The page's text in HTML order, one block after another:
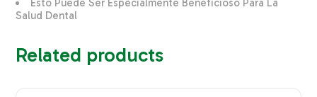
Esto Puede Ser Especialmente Beneficioso Para La
Salud Dental
Related products